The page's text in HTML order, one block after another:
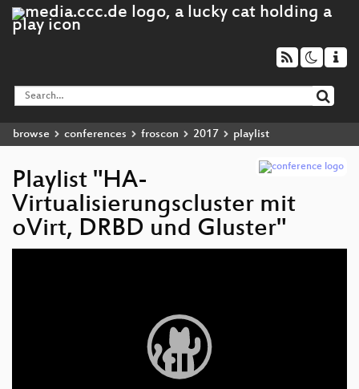
browse conferences froscon 2017 playlist
Playlist "HA-
Virtualisierungscluster mit
oVirt, DRBD und Gluster"